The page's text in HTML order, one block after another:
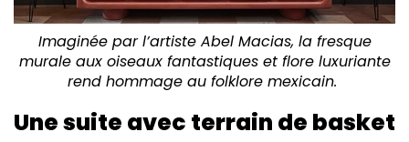
Imaginée par l’artiste Abel Macias, la fresque
murale aux oiseaux fantastiques et flore luxuriante
rend hommage au folklore mexicain.
Une suite avec terrain de basket